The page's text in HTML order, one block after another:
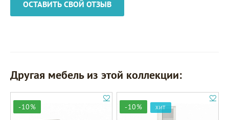
ОСТАВИТЬ СВОЙ ОТЗЫВ
Другая мебель из этой коллекции:
-10% -10% ХИТ